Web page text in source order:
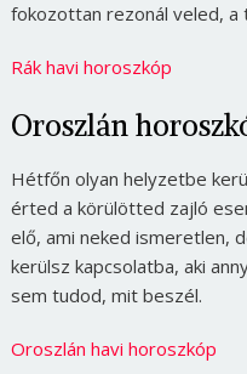
fokozottan rezonál veled, a
Rák havi horoszkóp
Oroszlán
Hétfőn olyan helyzetbe
érted a körülötted zajló
elő, ami neked ismeretlen,
kerülsz kapcsolatba, aki
sem tudod, mit beszél.
Oroszlán havi horoszkóp